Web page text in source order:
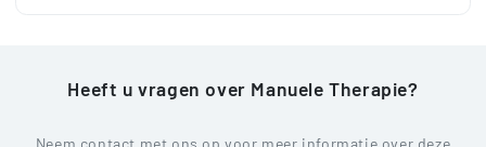
Heeft u vragen over Manuele Therapie?
Neem contact met ons op voor meer informatie over deze